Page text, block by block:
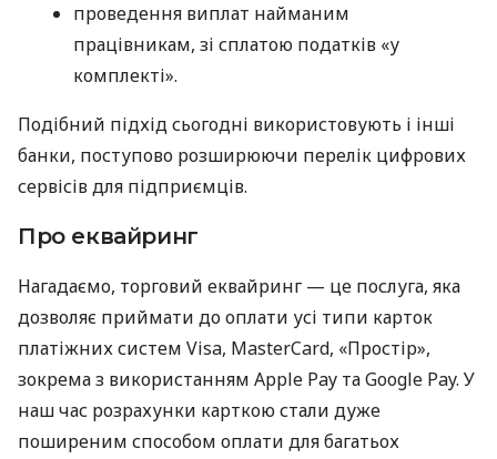
проведення виплат найманим
працівникам, зі сплатою податків «у
комплекті».
Подібний підхід сьогодні використовують і інші
банки, поступово розширюючи перелік цифрових
сервісів для підприємців.
Про еквайринг
Нагадаємо, торговий еквайринг — це послуга, яка
дозволяє приймати до оплати усі типи карток
платіжних систем Visa, MasterCard, «Простір»,
зокрема з використанням Apple Pay та Google Pay. У
наш час розрахунки карткою стали дуже
поширеним способом оплати для багатьох